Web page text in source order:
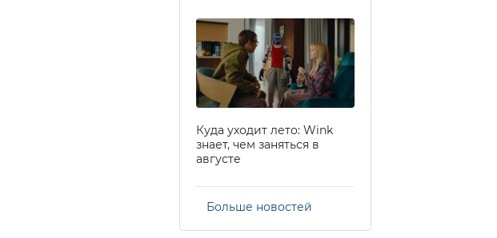
Куда уходит лето: Wink
знает, чем заняться в
августе
Больше новостей